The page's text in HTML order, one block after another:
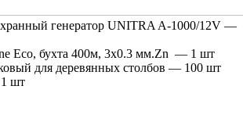
генератор UNITRA A-1000/12V —
Eco, бухта 400м, 3х0.3 мм.Zn — 1 шт
для деревянных столбов — 100 шт
шт